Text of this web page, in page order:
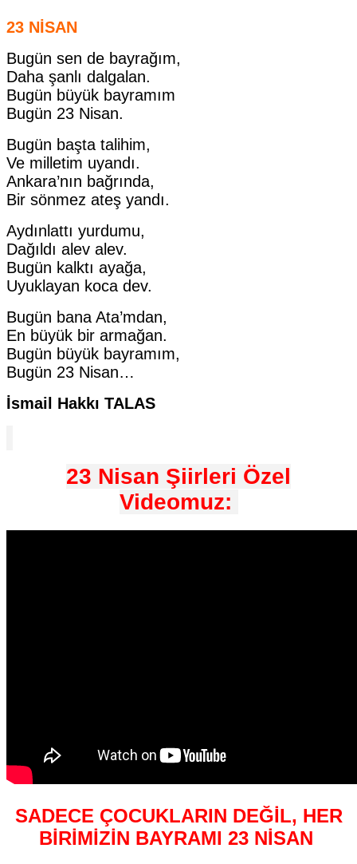
23 NİSAN
Bugün sen de bayrağım,
Daha şanlı dalgalan.
Bugün büyük bayramım
Bugün 23 Nisan.
Bugün başta talihim,
Ve milletim uyandı.
Ankara’nın bağrında,
Bir sönmez ateş yandı.
Aydınlattı yurdumu,
Dağıldı alev alev.
Bugün kalktı ayağa,
Uyuklayan koca dev.
Bugün bana Ata’mdan,
En büyük bir armağan.
Bugün büyük bayramım,
Bugün 23 Nisan…
İsmail Hakkı TALAS
23 Nisan Şiirleri Özel
Videomuz:
SADECE ÇOCUKLARIN DEĞİL, HER
BİRİMİZİN BAYRAMI 23 NİSAN